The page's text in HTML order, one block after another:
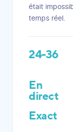
était
temps réel.
24-36
En
direct
Exact